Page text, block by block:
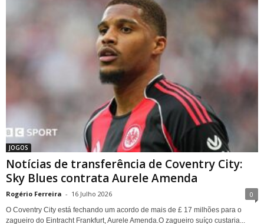
JOGOS
Notícias de transferência de Coventry City:
Sky Blues contrata Aurele Amenda
Rogério Ferreira - 16 Julho 2026 0
O Coventry City está fechando um acordo de mais de £ 17 milhões para o
zagueiro do Eintracht Frankfurt, Aurele Amenda.O zagueiro suíço custaria...